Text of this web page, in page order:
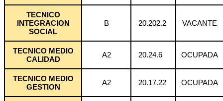
TECNICO
INTEGRACION
SOCIAL
B 20.202.2 VACANTE
TECNICO MEDIO
CALIDAD
A2 20.24.6 OCUPADA
TECNICO MEDIO
GESTION
A2 20.17.22 OCUPADA